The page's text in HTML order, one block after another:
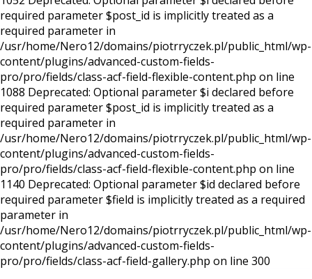
required parameter $post_id is implicitly treated as a
required parameter in
/usr/home/Nero12/domains/piotrryczek.pl/public_html/wp-
content/plugins/advanced-custom-fields-
pro/pro/fields/class-acf-field-flexible-content.php on line
1088 Deprecated: Optional parameter $i declared before
required parameter $post_id is implicitly treated as a
required parameter in
/usr/home/Nero12/domains/piotrryczek.pl/public_html/wp-
content/plugins/advanced-custom-fields-
pro/pro/fields/class-acf-field-flexible-content.php on line
1140 Deprecated: Optional parameter $id declared before
required parameter $field is implicitly treated as a required
parameter in
/usr/home/Nero12/domains/piotrryczek.pl/public_html/wp-
content/plugins/advanced-custom-fields-
pro/pro/fields/class-acf-field-gallery.php on line 300